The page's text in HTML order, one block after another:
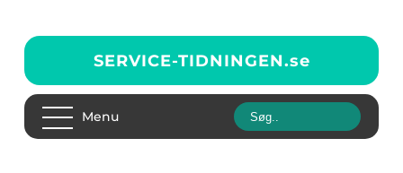
SERVICE-TIDNINGEN.se
Menu